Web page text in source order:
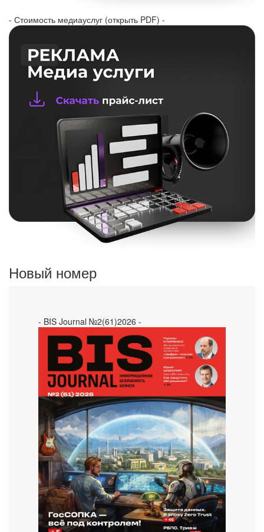
- Стоимость медиауслуг (открыть PDF) -
Новый номер
- BIS Journal №2(61)2026 -